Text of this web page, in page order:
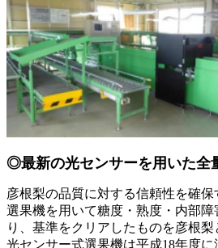
◎最新の光センサーを用いた全
彦根梨の品質に対する信頼性を確
選果機を用いて糖度・熟度・内部
り、基準をクリアしたものを彦根梨
光センサー式選果機は平成18年度